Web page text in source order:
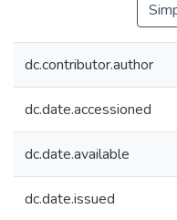
dc.contributor.author
dc.date.accessioned
dc.date.available
dc.date.issued